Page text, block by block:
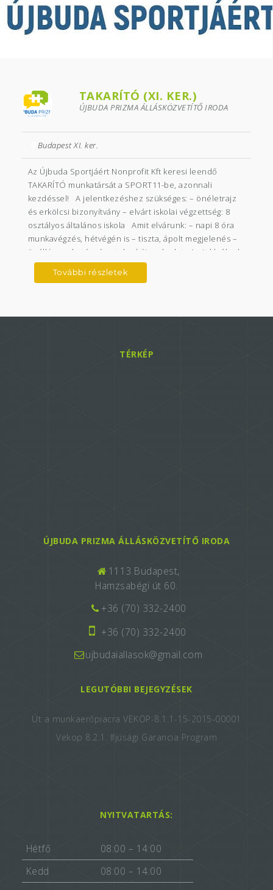
TAKARÍTÓ (XI. KER.)
ÚJBUDA PRIZMA ÁLLÁSKÖZVETÍTŐ IRODA
Budapest XI. ker.
Az Újbuda Sportjáért Nonprofit Kft keresi leendő
TAKARÍTÓ munkatársát a SPORT11-be, azonnali
kezdéssel! A jelentkezéshez szükséges: – önéletrajz
és erkölcsi bizonyítvány – elvárt iskolai végzettség: 8
osztályos általános iskola Amit elvárunk: – napi 8 óra
munkavégzés, hétvégén is – tiszta, ápolt megjelenés –
önálló munkavégzés – takarítói gyakorlat Amit kínálunk:
– biztos munkahely – versenyképes fizetés –
További részletek
TÉRKÉP
ÚJBUDA PRIZMA ÁLLÁSKÖZVETÍTŐ IRODA
1113 Budapest,
Hamzsabégi út 60.
+36 (70) 332-2400
+36 (70) 332-2400
ujbudaiallasok@gmail.com
LEGUTÓBBI BEJEGYZÉSEK
Út a munkaerőpiacra VEKOP-8.1.1-15-2015-00001
Vekop 8.2.1. Ifjúsági Garancia Program
NYITVATARTÁS:
Hétfő
08:00 – 14:00
Kedd
08:00 – 14:00